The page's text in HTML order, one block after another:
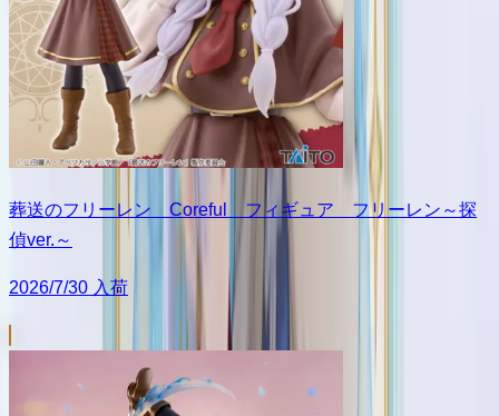
葬送のフリーレン Coreful フィギュア フリーレン～探
偵ver.～
2026/7/30 入荷